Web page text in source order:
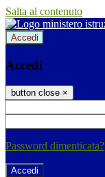
Salta al contenuto
Accedi
Accedi
button close ×
Password dimenticata?